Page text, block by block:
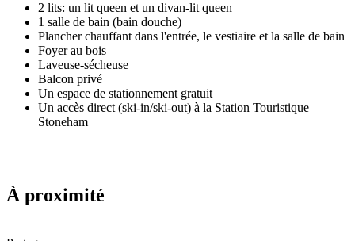
2 lits: un lit queen et un divan-lit queen
1 salle de bain (bain douche)
Plancher chauffant dans l'entrée, le vestiaire et la salle de bain
Foyer au bois
Laveuse-sécheuse
Balcon privé
Un espace de stationnement gratuit
Un accès direct (ski-in/ski-out) à la Station Touristique
Stoneham
À proximité